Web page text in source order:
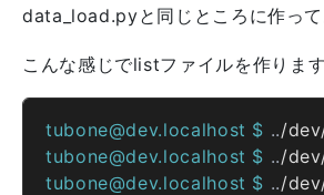
data_load.pyと同じところに作って
こんな感じでlistファイルを作ります
tubone@dev.localhost $ ..
tubone@dev.localhost $ ..
tubone@dev.localhost $ ..